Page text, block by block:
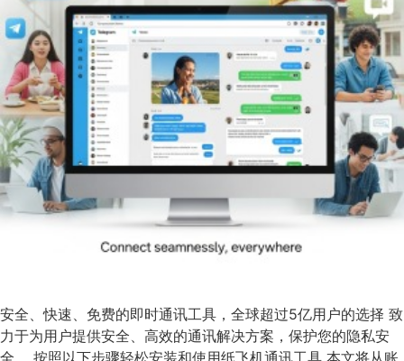
安全、快速、免费的即时通讯工具，全球超过5亿用户的选择 致
力于为用户提供安全、高效的通讯解决方案，保护您的隐私安
全。 按照以下步骤轻松安装和使用纸飞机通讯工具 本文将从账